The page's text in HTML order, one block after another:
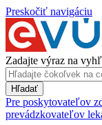
Preskočiť navigáciu
Zadajte výraz na
Hľadať
Pre poskytovateľov
prevádzkovateľov